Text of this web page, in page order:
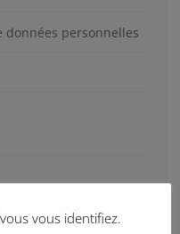
personnelles
vous identifiez.